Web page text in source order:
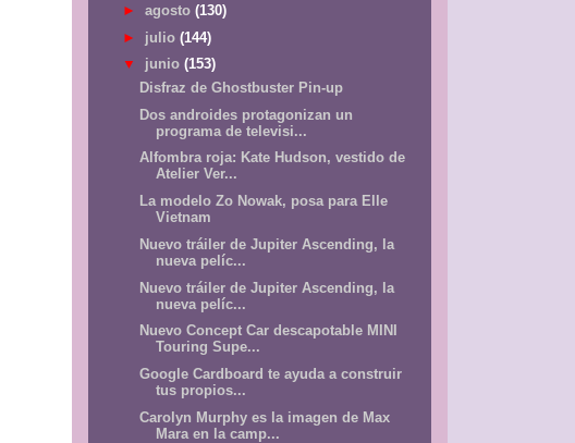
► agosto (130)
► julio (144)
▼ junio (153)
Disfraz de Ghostbuster Pin-up
Dos androides protagonizan un
programa de televisi...
Alfombra roja: Kate Hudson, vestido de
Atelier Ver...
La modelo Zo Nowak, posa para Elle
Vietnam
Nuevo tráiler de Jupiter Ascending, la
nueva pelíc...
Nuevo tráiler de Jupiter Ascending, la
nueva pelíc...
Nuevo Concept Car descapotable MINI
Touring Supe...
Google Cardboard te ayuda a construir
tus propios...
Carolyn Murphy es la imagen de Max
Mara en la camp...